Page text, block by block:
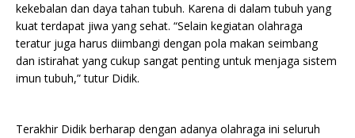
kekebalan dan daya tahan tubuh. Karena di dalam tubuh yang
kuat terdapat jiwa yang sehat. “Selain kegiatan olahraga
teratur juga harus diimbangi dengan pola makan seimbang
dan istirahat yang cukup sangat penting untuk menjaga sistem
imun tubuh,” tutur Didik.
Terakhir Didik berharap dengan adanya olahraga ini seluruh